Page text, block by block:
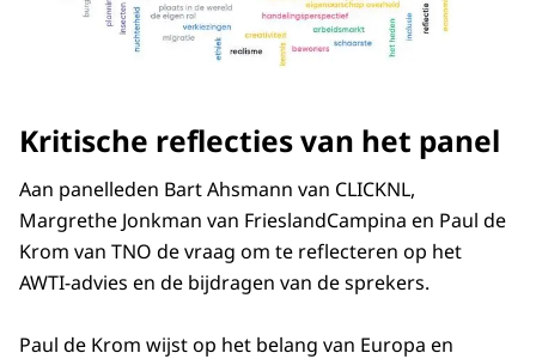
Kritische reflecties van het panel
Aan panelleden Bart Ahsmann van CLICKNL,
Margrethe Jonkman van FrieslandCampina en Paul de
Krom van TNO de vraag om te reflecteren op het
AWTI-advies en de bijdragen van de sprekers.
Paul de Krom wijst op het belang van Europa en